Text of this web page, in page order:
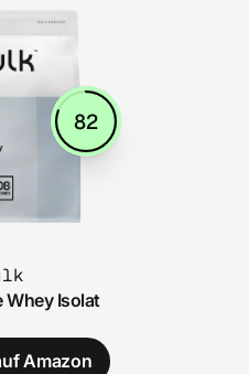
82
Whey Isolat
Amazon